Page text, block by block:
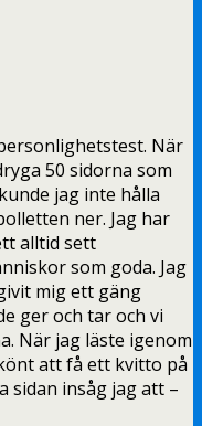
När
50 sidorna som
jag inte hålla
ner. Jag har
alltid sett
som goda. Jag
mig ett gäng
ger och tar och vi
När jag läste igenom
att få ett kvitto på
sidan insåg jag att –